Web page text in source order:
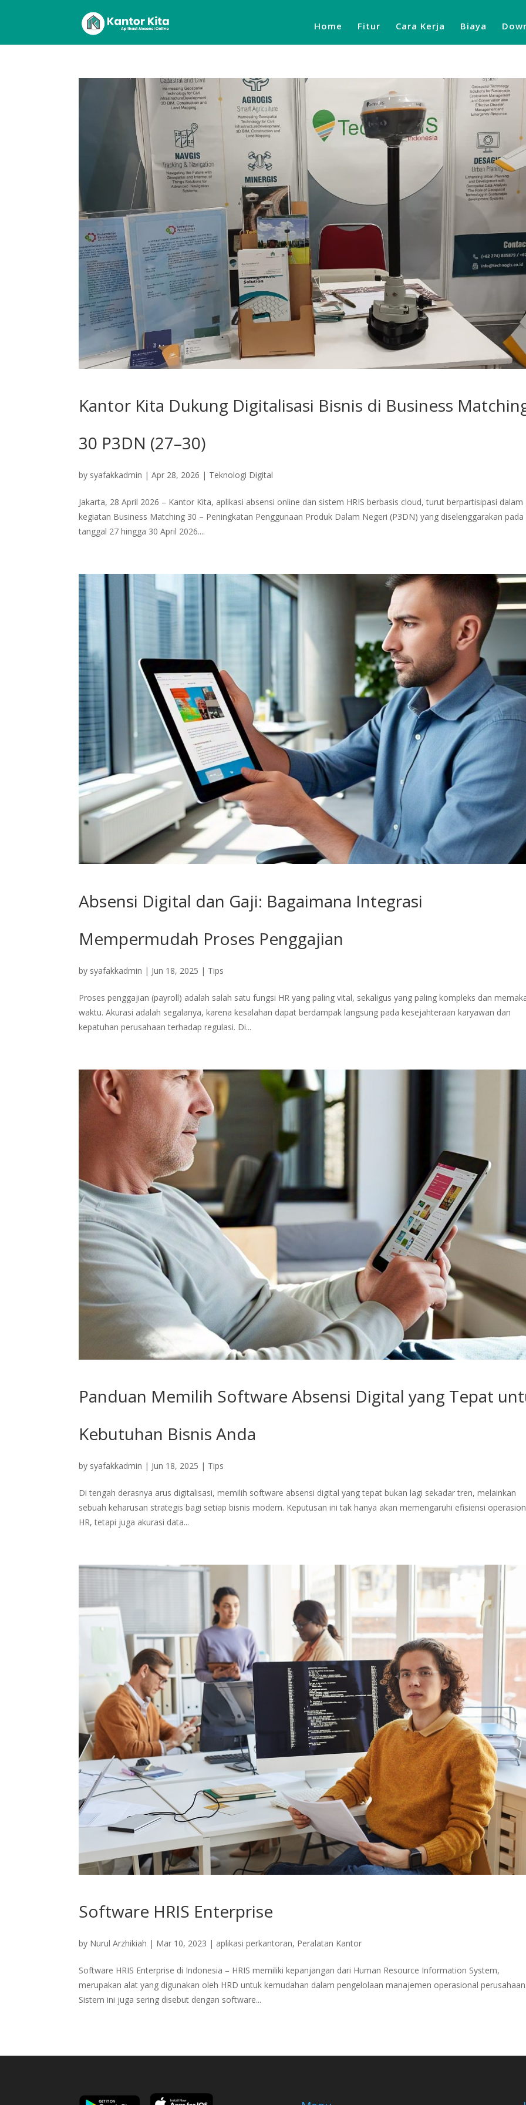
Home Fitur Cara Kerja Biaya
Kantor Kita Dukung Digitalisasi Bisnis di Business
30 P3DN (27–30)
by syafakkadmin |Apr 28, 2026 | Teknologi Digital
Jakarta, 28 April 2026 – Kantor Kita, aplikasi absensi online dan sistem HRIS berbasis cloud, turut berpartisipasi dalam
kegiatan Business Matching 30 – Peningkatan Penggunaan Produk Dalam Negeri (P3DN) yang diselenggarakan pada
tanggal 27 hingga 30 April 2026....
Absensi Digital dan Gaji: Bagaimana Integrasi
Mempermudah Proses Penggajian
by syafakkadmin | Jun 18, 2025 | Tips
Proses penggajian (payroll) adalah salah satu fungsi HR yang paling vital, sekaligus yang paling kompleks dan
waktu. Akurasi adalah segalanya, karena kesalahan dapat berdampak langsung pada kesejahteraan karyawan dan
kepatuhan perusahaan terhadap regulasi. Di...
Panduan Memilih Software Absensi Digital yang Tepat
Kebutuhan Bisnis Anda
by syafakkadmin | Jun 18, 2025 | Tips
Di tengah derasnya arus digitalisasi, memilih software absensi digital yang tepat bukan lagi sekadar tren, melainkan
sebuah keharusan strategis bagi setiap bisnis modern. Keputusan ini tak hanya akan memengaruhi efisiensi
HR, tetapi juga akurasi data...
Software HRIS Enterprise
by Nurul Arzhikiah | Mar 10, 2023 | aplikasi perkantoran, Peralatan Kantor
Software HRIS Enterprise di Indonesia – HRIS memiliki kepanjangan dari Human Resource Information System,
merupakan alat yang digunakan oleh HRD untuk kemudahan dalam pengelolaan manajemen operasional
Sistem ini juga sering disebut dengan software...